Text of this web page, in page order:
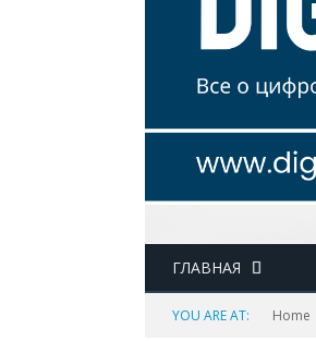
ГЛАВНАЯ
YOU ARE AT: Home